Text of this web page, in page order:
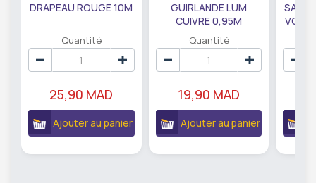
DRAPEAU ROUGE 10M
Quantité
25,90 MAD
Ajouter au panier
GUIRLANDE LUM
CUIVRE 0,95M
DE79207
Quantité
19,90 MAD
Ajouter au panier